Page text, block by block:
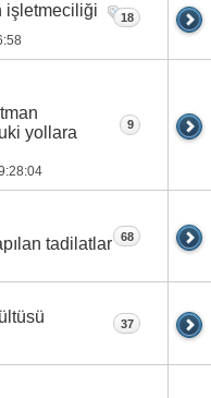
işletmeciliği 18
yollara
9
tadilatlar
68
37